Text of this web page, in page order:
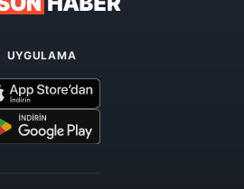
UYGULAMA